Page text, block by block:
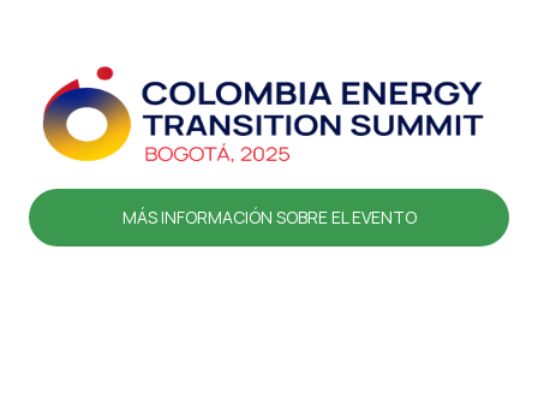
MÁS INFORMACIÓN SOBRE EL EVENTO